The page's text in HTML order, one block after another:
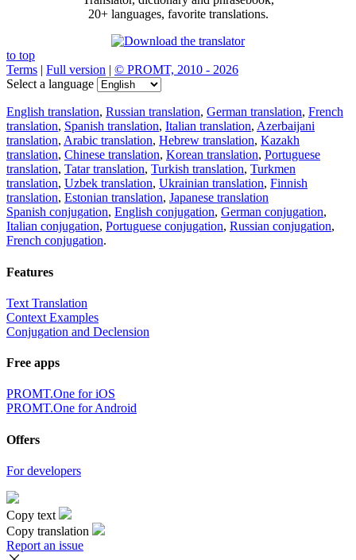
20+ languages, favorite translations.
to top
Terms | Full version | © PROMT, 2010 - 2026
Select a language
English translation, Russian translation, German translation, French
translation, Spanish translation, Italian translation, Azerbaijani
translation, Arabic translation, Hebrew translation, Kazakh
translation, Chinese translation, Korean translation, Portuguese
translation, Tatar translation, Turkish translation, Turkmen
translation, Uzbek translation, Ukrainian translation, Finnish
translation, Estonian translation, Japanese translation
Spanish conjugation, English conjugation, German conjugation,
Italian conjugation, Portuguese conjugation, Russian conjugation,
French conjugation.
Features
Text Translation
Context Examples
Conjugation and Declension
Free apps
PROMT.One for iOS
PROMT.One for Android
Offers
For developers
Copy text
Copy translation
Report an issue